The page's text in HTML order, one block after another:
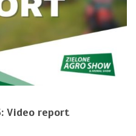
Video report